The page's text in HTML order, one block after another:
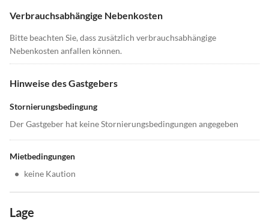
Verbrauchsabhängige Nebenkosten
Bitte beachten Sie, dass zusätzlich verbrauchsabhängige
Nebenkosten anfallen können.
Hinweise des Gastgebers
Stornierungsbedingung
Der Gastgeber hat keine Stornierungsbedingungen angegeben
Mietbedingungen
• keine Kaution
Lage